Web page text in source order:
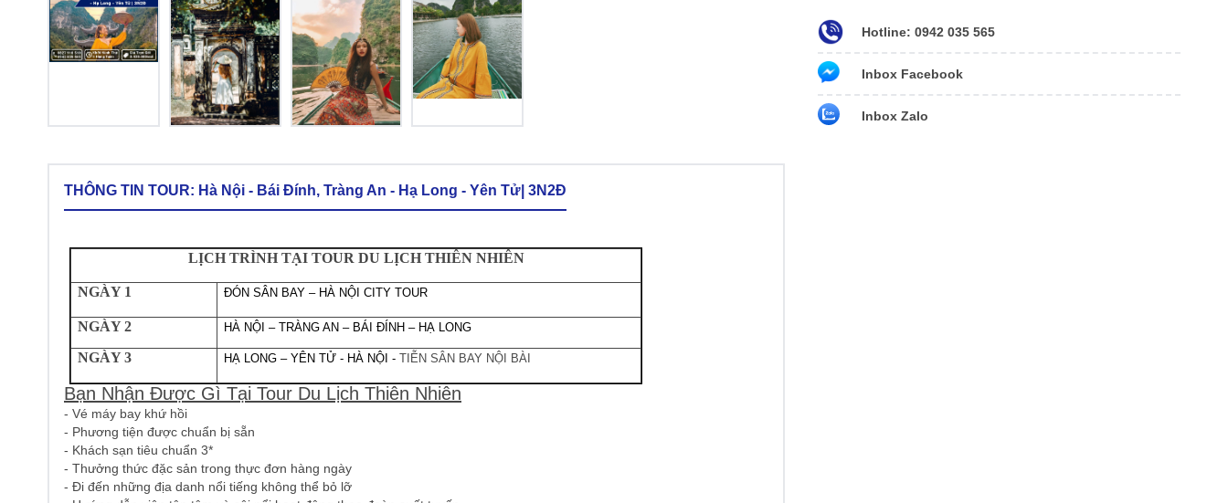
THÔNG TIN TOUR: Hà Nội - Bái Đính, Tràng An - Hạ Long - Yên Tử| 3N2Đ
LỊCH TRÌNH TẠI TOUR DU LỊCH THIÊN NHIÊN
NGÀY 1 ĐÓN SÂN BAY – HÀ NỘI CITY TOUR
NGÀY 2 HÀ NỘI – TRÀNG AN – BÁI ĐÍNH – HẠ LONG
NGÀY 3 HẠ LONG – YÊN TỬ - HÀ NỘI -TIỄN SÂN BAY NỘI BÀI
Bạn Nhận Được Gì Tại Tour Du Lịch Thiên Nhiên
- Vé máy bay khứ hồi
- Phương tiện được chuẩn bị sẵn
- Khách sạn tiêu chuẩn 3*
- Thưởng thức đặc sản trong thực đơn hàng ngày
- Đi đến những địa danh nổi tiếng không thể bỏ lỡ
Hotline: 0942 035 565
Inbox Facebook
Inbox Zalo